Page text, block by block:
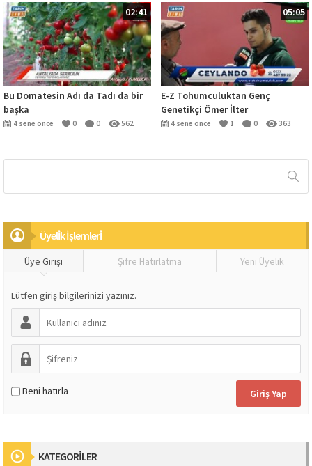
02:41
Bu Domatesin Adı da Tadı da bir
başka
4 sene önce 0 0 562
05:05
E-Z Tohumculuktan Genç
Genetikçi Ömer İlter
4 sene önce 1 0 363
Üyeli̇k İşlemleri̇
Üye Girişi Şifre Hatırlatma Yeni Üyelik
Lütfen giriş bilgilerinizi yazınız.
Beni hatırla
KATEGORİLER